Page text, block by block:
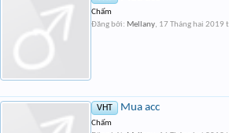
Chấm
Đăng bởi: Mellany, 17 Tháng hai 2019
VHT Mua acc
Chấm